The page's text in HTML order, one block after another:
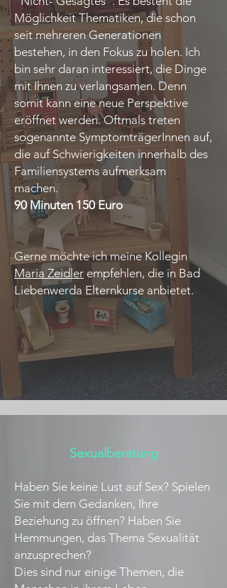
Möglichkeit Thematiken, die schon
seit mehreren Generationen
bestehen, in den Fokus zu holen. Ich
bin sehr daran interessiert, die Dinge
mit Ihnen zu verlangsamen. Denn
somit kann eine neue Perspektive
eröffnet werden. Oftmals treten
sogenannte SymptomträgerInnen auf,
die auf Schwierigkeiten innerhalb des
Familiensystems aufmerksam
machen.
90 Minuten 150 Euro
Gerne möchte ich meine Kollegin
Maria Zeidler empfehlen, die in Bad
Liebenwerda Elternkurse anbietet.
Sexualberatung
Haben Sie keine Lust auf Sex? Spielen
Sie mit dem Gedanken, Ihre
Beziehung zu öffnen? Haben Sie
Hemmungen, das Thema Sexualität
anzusprechen?
Dies sind nur einige Themen, die